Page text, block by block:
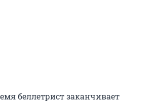
беллетрист заканчивает